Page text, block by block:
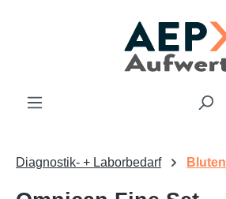
Diagnostik- + Laborbedarf